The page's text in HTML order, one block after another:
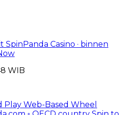
SpinPanda Casino · binnen
WIB
Web-Based Wheel